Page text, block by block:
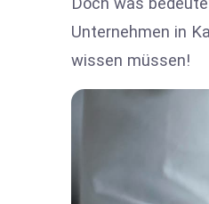
Unternehmen in
wissen müssen!